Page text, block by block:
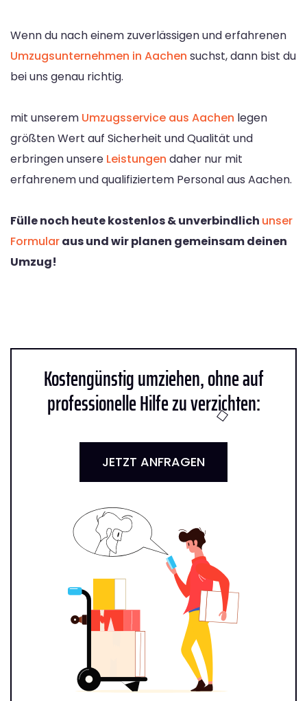
Wenn du nach einem zuverlässigen und erfahrenen
Umzugsunternehmen in Aachen suchst, dann bist du
bei uns genau richtig.
mit unserem Umzugsservice aus Aachen legen
größten Wert auf Sicherheit und Qualität und
erbringen unsere Leistungen daher nur mit
erfahrenem und qualifiziertem Personal aus Aachen.
Fülle noch heute kostenlos & unverbindlich unser
Formularaus und wir planen gemeinsam deinen
Umzug!
Kostengünstig umziehen, ohne auf
professionelle Hilfe zu verzichten:
JETZT ANFRAGEN